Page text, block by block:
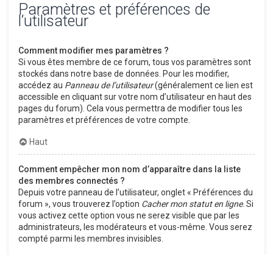
Paramètres et préférences de
l’utilisateur
Comment modifier mes paramètres ?
Si vous êtes membre de ce forum, tous vos paramètres sont
stockés dans notre base de données. Pour les modifier,
accédez au Panneau de l’utilisateur(généralement ce lien est
accessible en cliquant sur votre nom d’utilisateur en haut des
pages du forum). Cela vous permettra de modifier tous les
paramètres et préférences de votre compte.
Haut
Comment empêcher mon nom d’apparaître dans la liste
des membres connectés ?
Depuis votre panneau de l’utilisateur, onglet « Préférences du
forum », vous trouverez l’option Cacher mon statut en ligne. Si
vous activez cette option vous ne serez visible que par les
administrateurs, les modérateurs et vous-même. Vous serez
compté parmi les membres invisibles.